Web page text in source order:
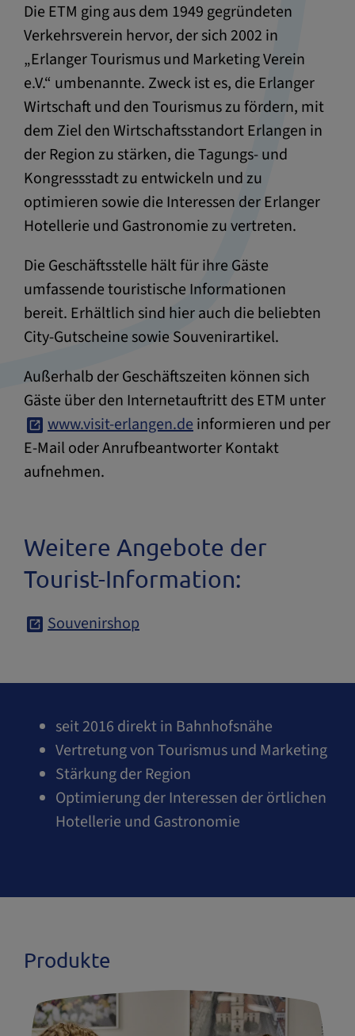
Die ETM ging aus dem 1949 gegründeten
Verkehrsverein hervor, der sich 2002 in
„Erlanger Tourismus und Marketing Verein
e.V.“ umbenannte. Zweck ist es, die Erlanger
Wirtschaft und den Tourismus zu fördern, mit
dem Ziel den Wirtschaftsstandort Erlangen in
der Region zu stärken, die Tagungs- und
Kongressstadt zu entwickeln und zu
optimieren sowie die Interessen der Erlanger
Hotellerie und Gastronomie zu vertreten.
Die Geschäftsstelle hält für ihre Gäste
umfassende touristische Informationen
bereit. Erhältlich sind hier auch die beliebten
City-Gutscheine sowie Souvenirartikel.
Außerhalb der Geschäftszeiten können sich
Gäste über den Internetauftritt des ETM unter
www.visit-erlangen.deinformieren und per
E-Mail oder Anrufbeantworter Kontakt
aufnehmen.
Weitere Angebote der
Tourist-Information:
Souvenirshop
seit 2016 direkt in Bahnhofsnähe
Vertretung von Tourismus und Marketing
Stärkung der Region
Optimierung der Interessen der örtlichen
Hotellerie und Gastronomie
Produkte